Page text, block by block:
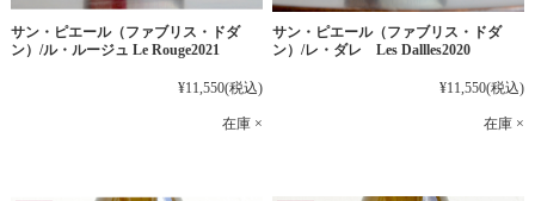
サン・ピエール（ファブリス・ドダ
ン）/ル・ルージュ Le Rouge2021
¥11,550(税込)
在庫 ×
サン・ピエール（ファブリス・ドダ
ン）/レ・ダレ Les Dallles2020
¥11,550(税込)
在庫 ×